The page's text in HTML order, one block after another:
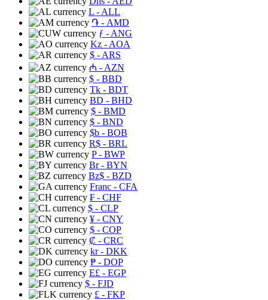
L - ALL
֏ - AMD
ƒ - ANG
Kz - AOA
$ - ARS
₼ - AZN
$ - BBD
Tk - BDT
BD - BHD
$ - BMD
$ - BND
$b - BOB
R$ - BRL
P- BWP
Br- BYN
Bz$ - BZD
Franc - CFA
₣ - CHF
$ - CLP
¥ - CNY
$ - COP
₡ - CRC
kr- DKK
₱ - DOP
E£ - EGP
$ - FJD
£ - FKP